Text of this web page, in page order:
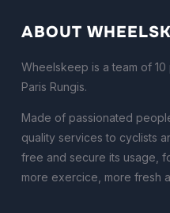
ABOUT
Wheelskeep is a team of
Paris Rungis.
Made of passionated
quality services to cyclists
free and secure its usage,
more exercice, more fresh